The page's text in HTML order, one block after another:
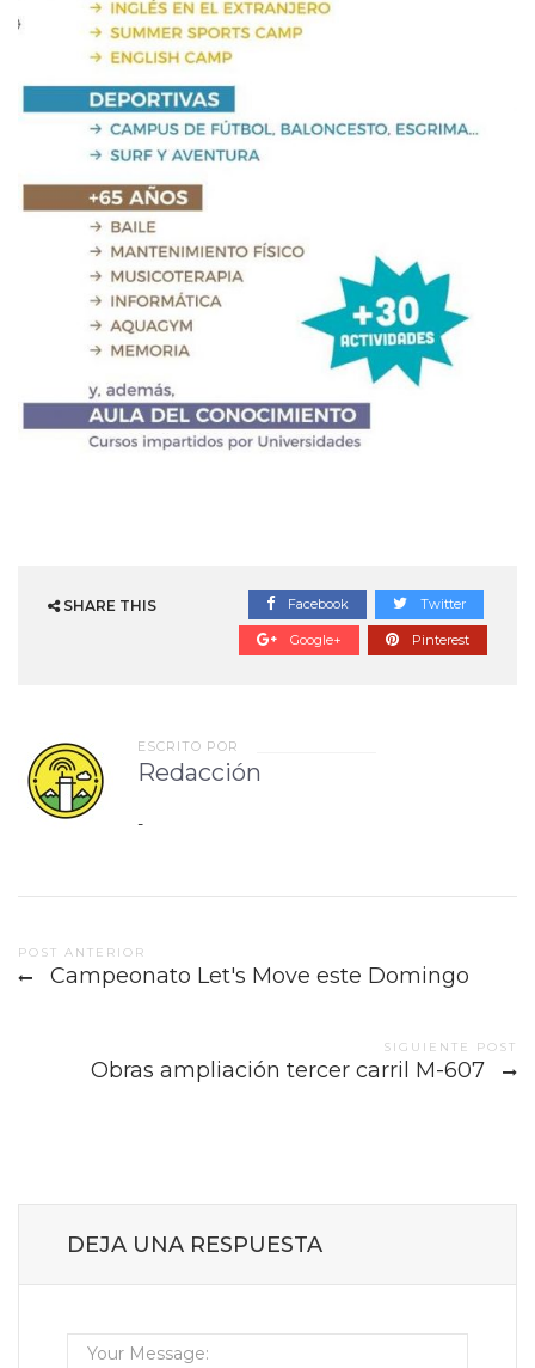
SHARE THIS Facebook Twitter
Google+ Pinterest
ESCRITO POR
Redacción
-
Post
navigation
POST ANTERIOR
Campeonato Let's Move este Domingo
SIGUIENTE POST
Obras ampliación tercer carril M-607
DEJA UNA RESPUESTA